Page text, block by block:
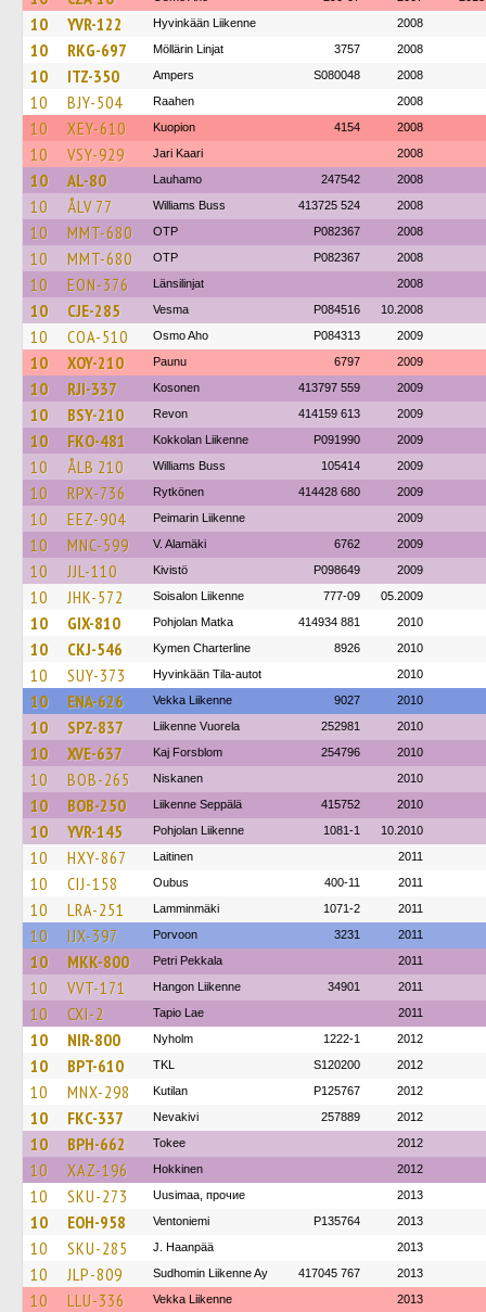
10 YVR-122 Hyvinkään Liikenne 2008
10 RKG-697 Möllärin Linjat 3757 2008
10 ITZ-350 Ampers S080048 2008
10 BJY-504 Raahen 2008
10 XEY-610 Kuopion 4154 2008
10 VSY-929 Jari Kaari 2008
10 AL-80 Lauhamo 247542 2008
10 ÅLV 77 Williams Buss 413725 524 2008
10 MMT-680 OTP P082367 2008
10 MMT-680 OTP P082367 2008
10 EON-376 Länsilinjat 2008
10 CJE-285 Vesma P084516 10.2008
10 COA-510 Osmo Aho P084313 2009
10 XOY-210 Paunu 6797 2009
10 RJI-337 Kosonen 413797 559 2009
10 BSY-210 Revon 414159 613 2009
10 FKO-481 Kokkolan Liikenne P091990 2009
10 ÅLB 210 Williams Buss 105414 2009
10 RPX-736 Rytkönen 414428 680 2009
10 EEZ-904 Peimarin Liikenne 2009
10 MNC-599 V. Alamäki 6762 2009
10 JJL-110 Kivistö P098649 2009
10 JHK-572 Soisalon Liikenne 777-09 05.2009
10 GIX-810 Pohjolan Matka 414934 881 2010
10 CKJ-546 Kymen Charterline 8926 2010
10 SUY-373 Hyvinkään Tila-autot 2010
10 ENA-626 Vekka Liikenne 9027 2010
10 SPZ-837 Liikenne Vuorela 252981 2010
10 XVE-637 Kaj Forsblom 254796 2010
10 BOB-265 Niskanen 2010
10 BOB-250 Liikenne Seppälä 415752 2010
10 YVR-145 Pohjolan Liikenne 1081-1 10.2010
10 HXY-867 Laitinen 2011
10 CIJ-158 Oubus 400-11 2011
10 LRA-251 Lamminmäki 1071-2 2011
10 IJX-397 Porvoon 3231 2011
10 MKK-800 Petri Pekkala 2011
10 VVT-171 Hangon Liikenne 34901 2011
10 CXI-2 Tapio Lae 2011
10 NIR-800 Nyholm 1222-1 2012
10 BPT-610 TKL S120200 2012
10 MNX-298 Kutilan P125767 2012
10 FKC-337 Nevakivi 257889 2012
10 BPH-662 Tokee 2012
10 XAZ-196 Hokkinen 2012
10 SKU-273 Uusimaa, прочие 2013
10 EOH-958 Ventoniemi P135764 2013
10 SKU-285 J. Haanpää 2013
10 JLP-809 Sudhomin Liikenne Ay 417045 767 2013
10 LLU-336 Vekka Liikenne 2013